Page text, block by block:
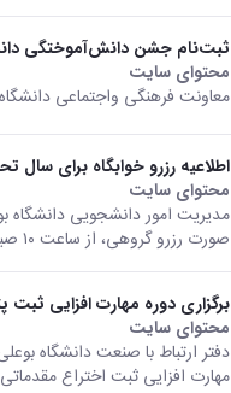
ثبت‌نام جشن دانش‌آموختگی
محتوای سایت
معاونت فرهنگی‌ واجتماعی
اطلاعیه رزرو خوابگاه برای سال
محتوای سایت
مدیریت امور دانشجویی دانشگاه
صورت رزرو گروهی، از ساعت ۱۰ صبح چهارشنبه ۹۸/۳/۲۲ تا ساعت ۲۴...
برگزاری دوره مهارت افزایی ثبت
محتوای سایت
دفتر ارتباط با صنعت دانشگاه
مهارت افزایی ثبت اختراع